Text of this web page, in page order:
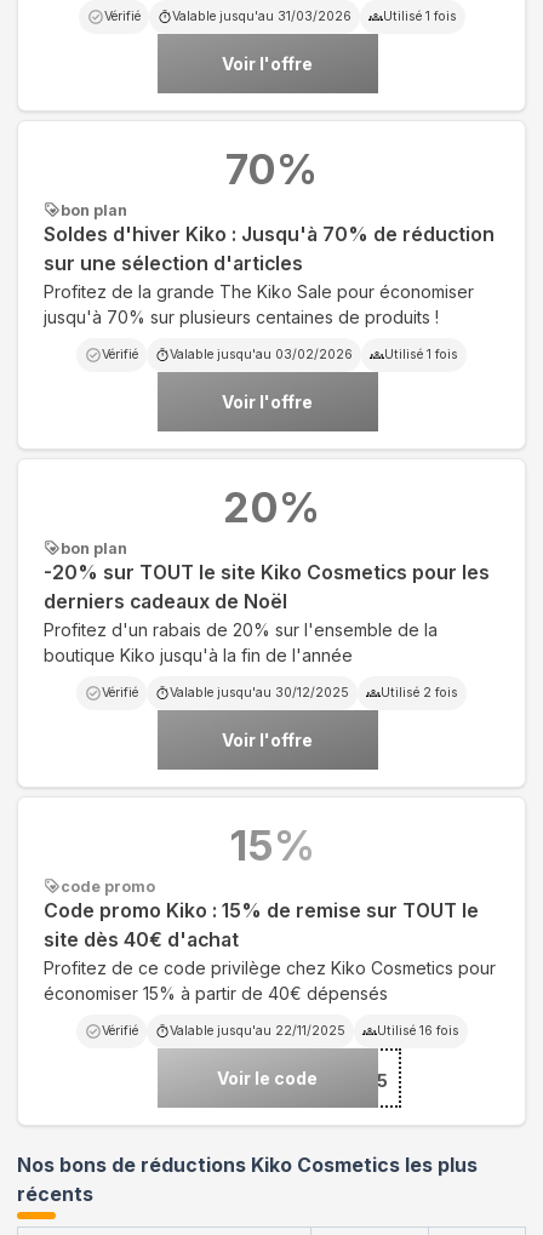
Vérifié Valable jusqu'au 31/03/2026 Utilisé 1 fois
Voir l'offre
bon plan
Soldes d'hiver Kiko : Jusqu'à 70% de réduction
sur une sélection d'articles
Profitez de la grande The Kiko Sale pour économiser
jusqu'à 70% sur plusieurs centaines de produits !
Vérifié Valable jusqu'au 03/02/2026 Utilisé 1 fois
Voir l'offre
70%
bon plan
-20% sur TOUT le site Kiko Cosmetics pour les
derniers cadeaux de Noël
Profitez d'un rabais de 20% sur l'ensemble de la
boutique Kiko jusqu'à la fin de l'année
Vérifié Valable jusqu'au 30/12/2025 Utilisé 2 fois
Voir l'offre
20%
code promo
Code promo Kiko : 15% de remise sur TOUT le
site dès 40€ d'achat
Profitez de ce code privilège chez Kiko Cosmetics pour
économiser 15% à partir de 40€ dépensés
Vérifié Valable jusqu'au 22/11/2025 Utilisé 16 fois
Voir le code***AO30EU15
15%
Nos bons de réductions Kiko Cosmetics les plus
récents